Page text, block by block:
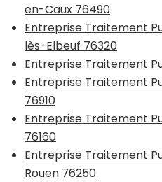
en-Caux 76490
Entreprise Traitement
lès-Elbeuf 76320
Entreprise Traitement
Entreprise Traitement
76910
Entreprise Traitement
76160
Entreprise Traitement
Rouen 76250